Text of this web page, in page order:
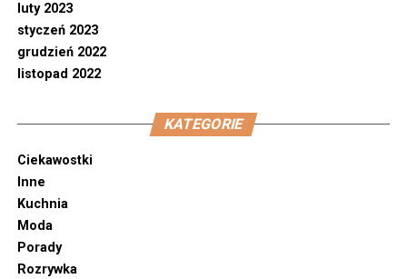
luty 2023
styczeń 2023
grudzień 2022
listopad 2022
KATEGORIE
Ciekawostki
Inne
Kuchnia
Moda
Porady
Rozrywka